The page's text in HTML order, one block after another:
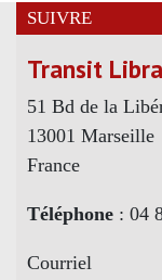
SUIVRE
Transit
51 Bd de la
13001 Marseille
France
Téléphone : 04
Courriel